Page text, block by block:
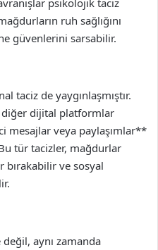
ruh sağlığını
güvenlerini sarsabilir.
taciz de yaygınlaşmıştır.
diğer dijital platformlar
mesajlar veya paylaşımlar**
tür tacizler, mağdurlar
ve sosyal
aynı zamanda